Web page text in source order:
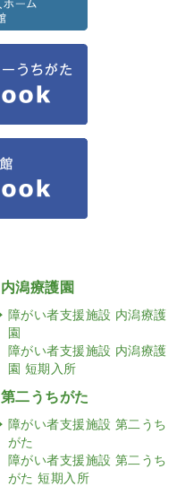
内潟療護園
障がい者支援施設 内潟療護
園
障がい者支援施設 内潟療護
園 短期入所
第二うちがた
障がい者支援施設 第二うち
がた
障がい者支援施設 第二うち
がた 短期入所